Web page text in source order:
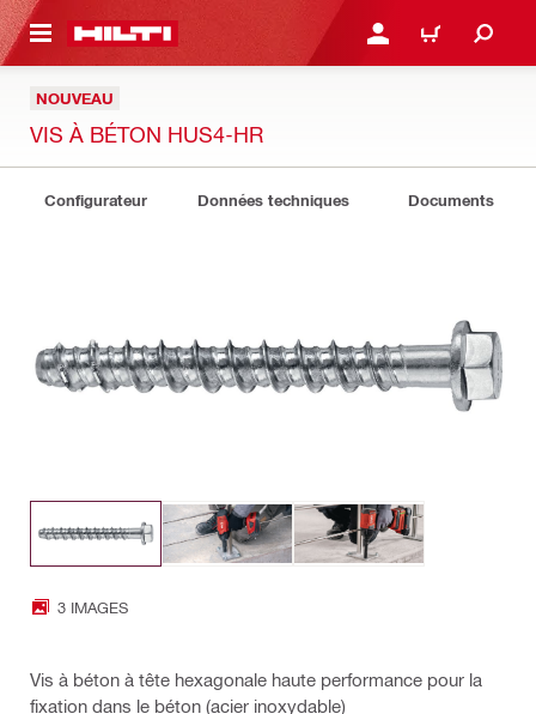
CONTENT CONNEXION OU
PANIER
NOUVEAU
VIS À BÉTON HUS4-HR
Configurateur Données techniques Documents
3 IMAGES
Vis à béton à tête hexagonale haute performance pour la
fixation dans le béton (acier inoxydable)